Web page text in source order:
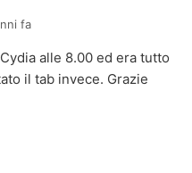
fa
alle 8.00 ed era tutto
il tab invece. Grazie